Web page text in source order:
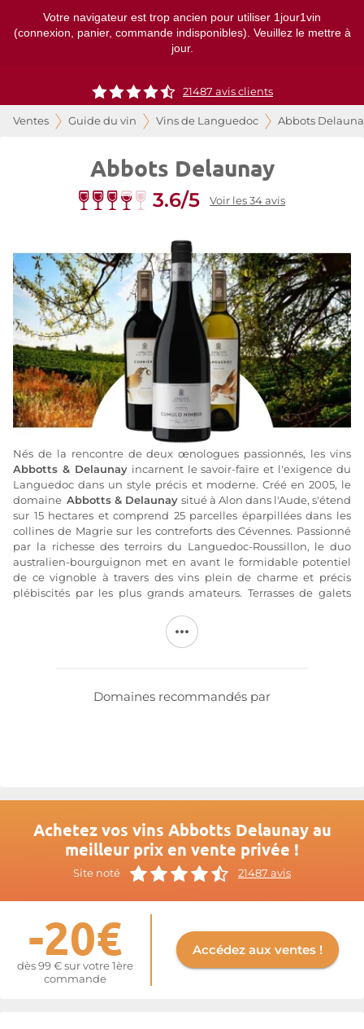
Votre navigateur est trop ancien pour utiliser 1jour1vin
(connexion, panier, commande indisponibles). Veuillez le mettre à
jour.
21487 avis clients
Ventes Guide du vin Vins de Languedoc Abbots
Abbots Delaunay
3.6/5 Voir les 34 avis
Nés de la rencontre de deux œnologues passionnés, les vins
Abbotts & Delaunayincarnent le savoir-faire et l'exigence du
Languedoc dans un style précis et moderne. Créé en 2005, le
domaineAbbotts & Delaunay situé à Alon dans l'Aude, s'étend
sur 15 hectares et comprend 25 parcelles éparpillées dans les
collines de Magrie sur les contreforts des Cévennes. Passionné
par la richesse des terroirs du Languedoc-Roussillon, le duo
australien-bourguignon met en avant le formidable potentiel
de ce vignoble à travers des vins plein de charme et précis
plébiscités par les plus grands amateurs. Terrasses de galets
soleil et balayés par des vents puissants font la richesse de ce
vignoble où s'expriment Chardonnay, Sauvignon, Viognier,
appellation Corbières, Minervois, Faugères, Limoux Languedoc-
Domaines recommandés par
Achetez vos vins Abbotts Delaunay au
meilleur prix en vente privée !
Site noté 21487 avis
-20€
dès 99 € sur votre 1ère
commande
Accédez aux ventes !